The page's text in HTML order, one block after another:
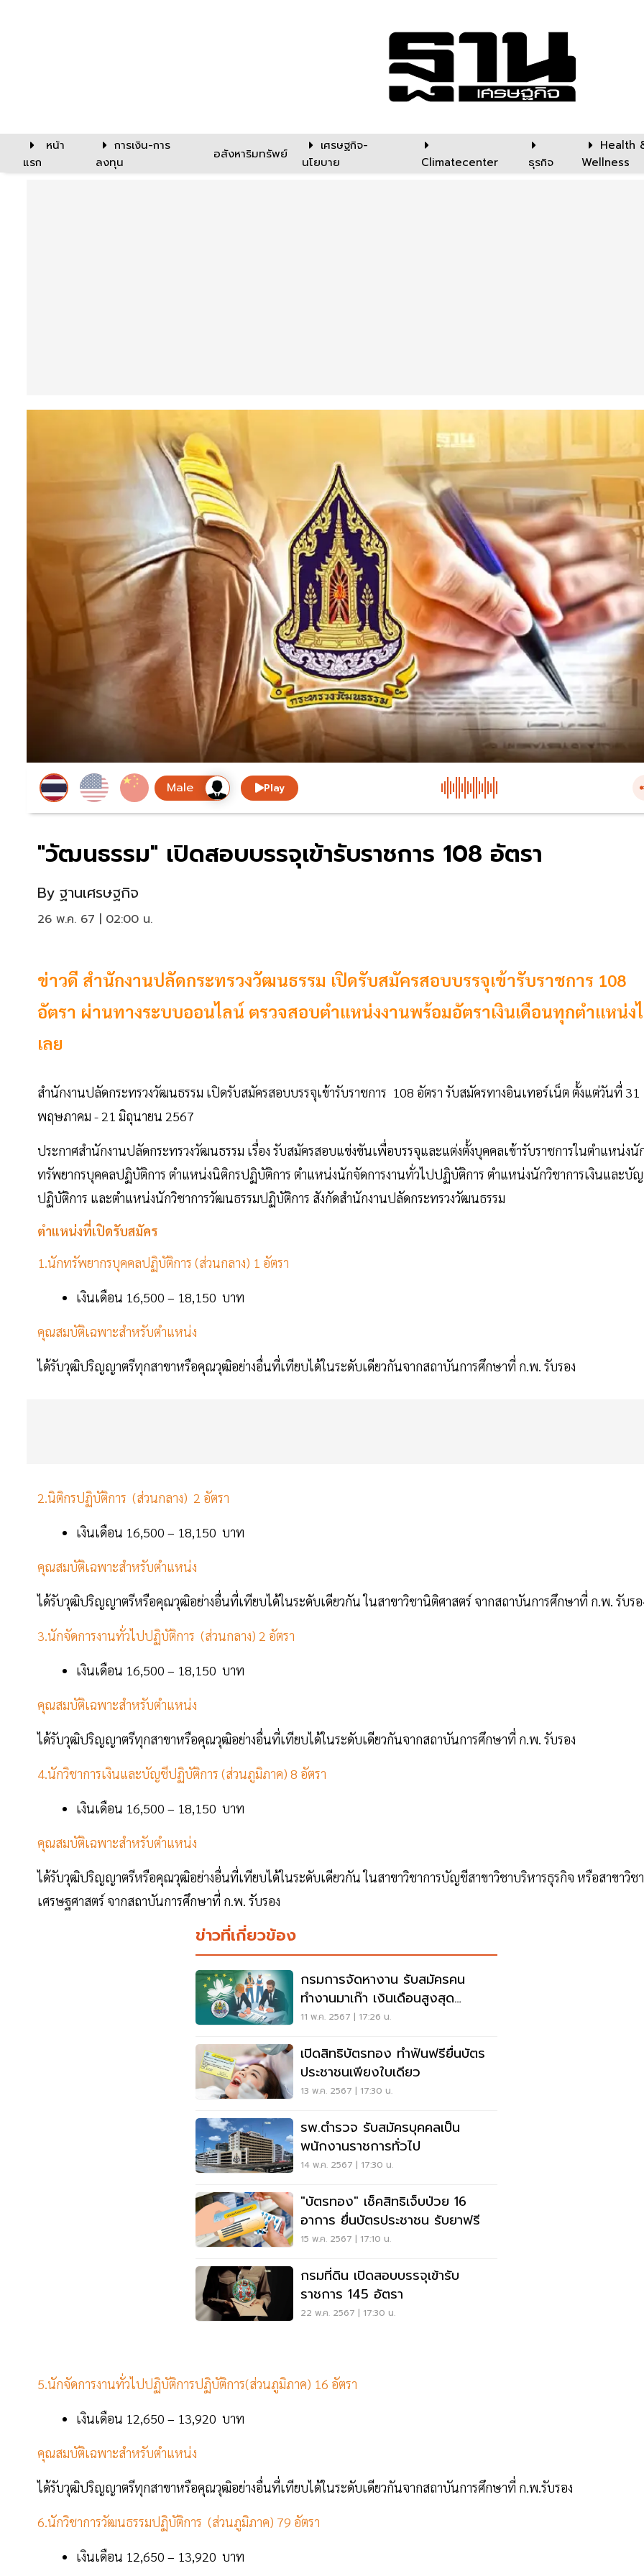
หน้า
แรก
การเงิน-การ
ลงทุน
อสังหาริมทรัพย์
เศรษฐกิจ-
นโยบาย
Climatecenter ธุรกิจ
Health
Wellness
Play
"วัฒนธรรม" เปิดสอบบรรจุเข้ารับราชการ 108 อัตรา
By ฐานเศรษฐกิจ
26 พ.ค. 67 | 02:00 น.
ข่าวดี สำนักงานปลัดกระทรวงวัฒนธรรม เปิดรับสมัครสอบบรรจุเข้ารับราชการ 108
อัตรา ผ่านทางระบบออนไลน์ ตรวจสอบตำแหน่งงานพร้อมอัตราเงินเดือนทุกตำแหน่ง
เลย
สำนักงานปลัดกระทรวงวัฒนธรรม เปิดรับสมัครสอบบรรจุเข้ารับราชการ 108 อัตรา รับสมัครทางอินเทอร์เน็ต ตั้งแต่วันที่ 31
พฤษภาคม - 21 มิถุนายน 2567
ประกาศสำนักงานปลัดกระทรวงวัฒนธรรม เรื่อง รับสมัครสอบแข่งขันเพื่อบรรจุและแต่งตั้งบุคคลเข้ารับราชการในตำแหน่งนั
ทรัพยากรบุคคลปฏิบัติการ ตำแหน่งนิติกรปฏิบัติการ ตำแหน่งนักจัดการงานทั่วไปปฏิบัติการ ตำแหน่งนักวิชาการเงินและบั
ปฏิบัติการ และตำแหน่งนักวิชาการวัฒนธรรมปฏิบัติการ สังกัดสำนักงานปลัดกระทรวงวัฒนธรรม
ตำแหน่งที่เปิดรับสมัคร
1.นักทรัพยากรบุคคลปฏิบัติการ (ส่วนกลาง) 1 อัตรา
เงินเดือน 16,500 – 18,150 บาท
คุณสมบัติเฉพาะสำหรับตำแหน่ง
ได้รับวุฒิปริญญาตรีทุกสาขาหรือคุณวุฒิอย่างอื่นที่เทียบได้ในระดับเดียวกันจากสถาบันการศึกษาที่ ก.พ. รับรอง
2.นิติกรปฏิบัติการ (ส่วนกลาง) 2 อัตรา
เงินเดือน 16,500 – 18,150 บาท
คุณสมบัติเฉพาะสำหรับตำแหน่ง
ได้รับวุฒิปริญญาตรีหรือคุณวุฒิอย่างอื่นที่เทียบได้ในระดับเดียวกัน ในสาขาวิชานิติศาสตร์ จากสถาบันการศึกษาที่ ก.พ. รับรอ
3.นักจัดการงานทั่วไปปฏิบัติการ (ส่วนกลาง) 2 อัตรา
เงินเดือน 16,500 – 18,150 บาท
คุณสมบัติเฉพาะสำหรับตำแหน่ง
ได้รับวุฒิปริญญาตรีทุกสาขาหรือคุณวุฒิอย่างอื่นที่เทียบได้ในระดับเดียวกันจากสถาบันการศึกษาที่ ก.พ. รับรอง
4.นักวิชาการเงินและบัญชีปฏิบัติการ (ส่วนภูมิภาค) 8 อัตรา
เงินเดือน 16,500 – 18,150 บาท
คุณสมบัติเฉพาะสำหรับตำแหน่ง
ได้รับวุฒิปริญญาตรีหรือคุณวุฒิอย่างอื่นที่เทียบได้ในระดับเดียวกัน ในสาขาวิชาการบัญชีสาขาวิชาบริหารธุรกิจ หรือสาขาวิชา
เศรษฐศาสตร์ จากสถาบันการศึกษาที่ ก.พ. รับรอง
ข่าวที่เกี่ยวข้อง
กรมการจัดหางาน รับสมัครคน
ทำงานมาเก๊า เงินเดือนสูงสุด
80,000 บาท
11 พ.ค. 2567 | 17:26 น.
เปิดสิทธิบัตรทอง ทำฟันฟรียื่นบัตร
ประชาชนเพียงใบเดียว
13 พ.ค. 2567 | 17:30 น.
รพ.ตํารวจ รับสมัครบุคคลเป็น
พนักงานราชการทั่วไป
14 พ.ค. 2567 | 17:30 น.
"บัตรทอง" เช็คสิทธิเจ็บป่วย 16
อาการ ยื่นบัตรประชาชน รับยาฟรี
15 พ.ค. 2567 | 17:10 น.
กรมที่ดิน เปิดสอบบรรจุเข้ารับ
ราชการ 145 อัตรา
22 พ.ค. 2567 | 17:30 น.
5.นักจัดการงานทั่วไปปฏิบัติการปฏิบัติการ(ส่วนภูมิภาค) 16 อัตรา
เงินเดือน 12,650 – 13,920 บาท
คุณสมบัติเฉพาะสำหรับตำแหน่ง
ได้รับวุฒิปริญญาตรีทุกสาขาหรือคุณวุฒิอย่างอื่นที่เทียบได้ในระดับเดียวกันจากสถาบันการศึกษาที่ ก.พ.รับรอง
6.นักวิชาการวัฒนธรรมปฏิบัติการ (ส่วนภูมิภาค) 79 อัตรา
เงินเดือน 12,650 – 13,920 บาท